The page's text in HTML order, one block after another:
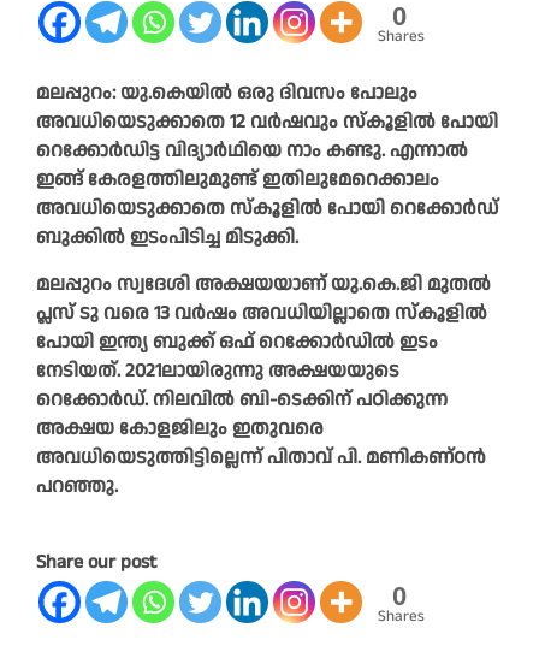
0
Shares
മലപ്പുറം: യു.കെയിൽ ഒരു ദിവസം പോലും
അവധിയെടുക്കാതെ 12 വർഷവും സ്കൂളിൽ പോയി
റെക്കോർഡിട്ട വിദ്യാർഥിയെ നാം കണ്ടു. എന്നാൽ
ഇങ്ങ് കേരളത്തിലുമുണ്ട് ഇതിലുമേറെക്കാലം
അവധിയെടുക്കാതെ സ്കൂളിൽ പോയി റെക്കോർഡ്
ബുക്കിൽ ഇടംപിടിച്ച മിടുക്കി.
മലപ്പുറം സ്വദേശി അക്ഷയയാണ് യു.കെ.ജി മുതൽ
പ്ലസ് ടു വരെ 13 വർഷം അവധിയില്ലാതെ സ്കൂളിൽ
പോയി ഇന്ത്യ ബുക്ക് ഒഫ് റെക്കോർഡിൽ ഇടം
നേടിയത്. 2021ലായിരുന്നു അക്ഷയയുടെ
റെക്കോർഡ്. നിലവിൽ ബി-ടെക്കിന് പഠിക്കുന്ന
അക്ഷയ കോളജിലും ഇതുവരെ
അവധിയെടുത്തിട്ടില്ലെന്ന് പിതാവ് പി. മണികണ്ഠൻ
പറഞ്ഞു.
Share our post
0
Shares